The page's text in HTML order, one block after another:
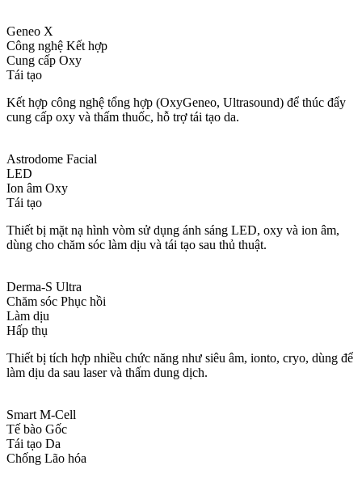
Geneo X
Công nghệ Kết hợp
Cung cấp Oxy
Tái tạo
Kết hợp công nghệ tổng hợp (OxyGeneo, Ultrasound) để thúc đẩy
cung cấp oxy và thấm thuốc, hỗ trợ tái tạo da.
Astrodome Facial
LED
Ion âm Oxy
Tái tạo
Thiết bị mặt nạ hình vòm sử dụng ánh sáng LED, oxy và ion âm,
dùng cho chăm sóc làm dịu và tái tạo sau thủ thuật.
Derma-S Ultra
Chăm sóc Phục hồi
Làm dịu
Hấp thụ
Thiết bị tích hợp nhiều chức năng như siêu âm, ionto, cryo, dùng để
làm dịu da sau laser và thấm dung dịch.
Smart M-Cell
Tế bào Gốc
Tái tạo Da
Chống Lão hóa